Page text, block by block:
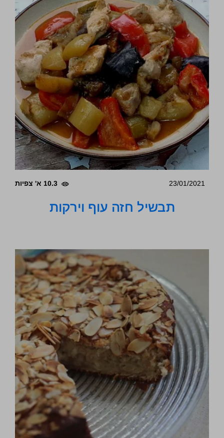
23/01/2021 10.3 א' צפיות
תבשיל חזה עוף וירקות